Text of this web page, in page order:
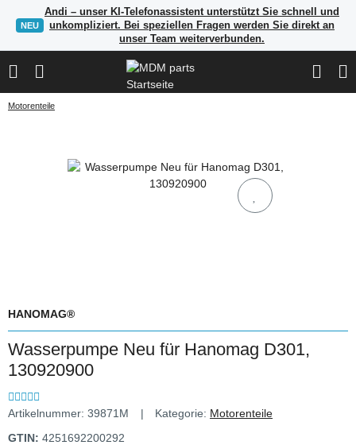
NEU
Andi – unser KI-Telefonassistent unterstützt Sie schnell und
unkompliziert. Bei speziellen Fragen werden Sie direkt an
unser Team weiterverbunden.
Motorenteile
HANOMAG®
Wasserpumpe Neu für Hanomag D301,
130920900
Artikelnummer: 39871M Kategorie: Motorenteile
GTIN: 4251692200292